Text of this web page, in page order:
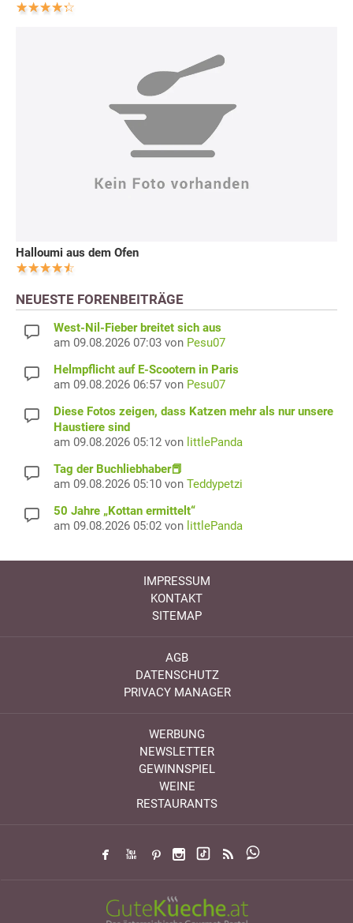
Halloumi aus dem Ofen
NEUESTE FORENBEITRÄGE
West-Nil-Fieber breitet sich aus
am 09.08.2026 07:03 von Pesu07
Helmpflicht auf E-Scootern in Paris
am 09.08.2026 06:57 von Pesu07
Diese Fotos zeigen, dass Katzen mehr als nur unsere
Haustiere sind
am 09.08.2026 05:12 von littlePanda
Tag der Buchliebhaber📕
am 09.08.2026 05:10 von Teddypetzi
50 Jahre „Kottan ermittelt“
am 09.08.2026 05:02 von littlePanda
IMPRESSUM
KONTAKT
SITEMAP
AGB
DATENSCHUTZ
PRIVACY MANAGER
WERBUNG
NEWSLETTER
GEWINNSPIEL
WEINE
RESTAURANTS